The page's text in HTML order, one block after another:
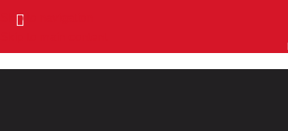
Skip to navigation